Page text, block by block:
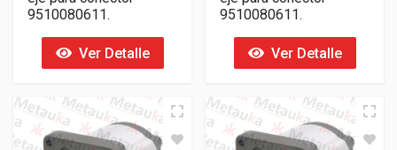
9510080611.
Ver Detalle
9510080611.
Ver Detalle